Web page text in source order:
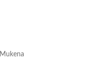
Mukena